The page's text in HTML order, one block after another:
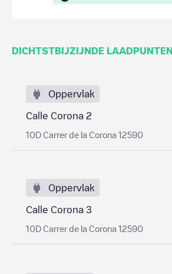
DICHTSTBIJZIJNDE LAADPUNTEN
Oppervlak
Calle Corona 2
10D Carrer de la Corona 12590
Oppervlak
Calle Corona 3
10D Carrer de la Corona 12590